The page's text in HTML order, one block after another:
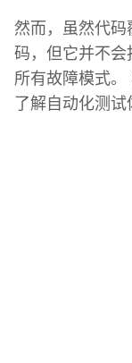
然而，虽然代
码，但它并不
所有故障模式。
了解自动化测试